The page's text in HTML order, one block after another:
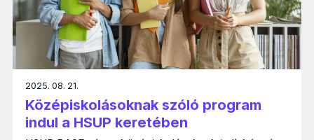
2025. 08. 21.
Középiskolásoknak szóló program
indul a HSUP keretében